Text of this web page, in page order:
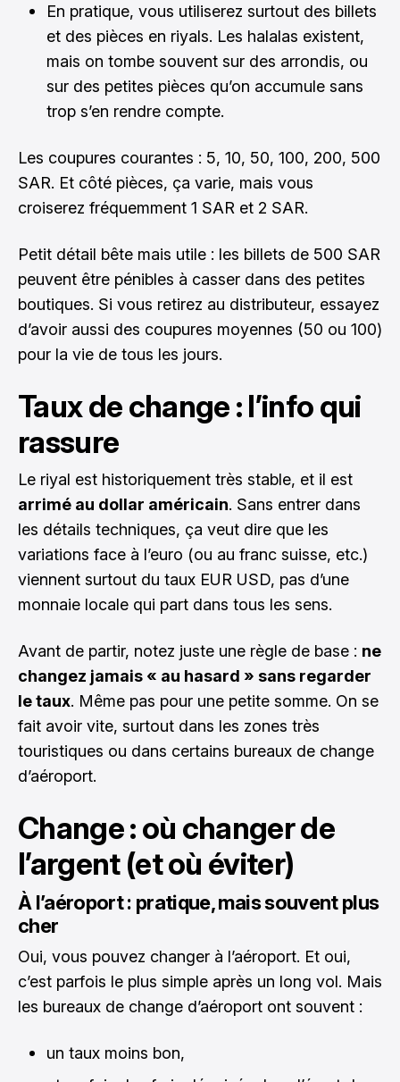
En pratique, vous utiliserez surtout des billets
et des pièces en riyals. Les halalas existent,
mais on tombe souvent sur des arrondis, ou
sur des petites pièces qu’on accumule sans
trop s’en rendre compte.
Les coupures courantes : 5, 10, 50, 100, 200, 500
SAR. Et côté pièces, ça varie, mais vous
croiserez fréquemment 1 SAR et 2 SAR.
Petit détail bête mais utile : les billets de 500 SAR
peuvent être pénibles à casser dans des petites
boutiques. Si vous retirez au distributeur, essayez
d’avoir aussi des coupures moyennes (50 ou 100)
pour la vie de tous les jours.
Taux de change : l’info qui
rassure
Le riyal est historiquement très stable, et il est
arrimé au dollar américain. Sans entrer dans
les détails techniques, ça veut dire que les
variations face à l’euro (ou au franc suisse, etc.)
viennent surtout du taux EUR USD, pas d’une
monnaie locale qui part dans tous les sens.
Avant de partir, notez juste une règle de base : ne
changez jamais « au hasard » sans regarder
le taux. Même pas pour une petite somme. On se
fait avoir vite, surtout dans les zones très
touristiques ou dans certains bureaux de change
d’aéroport.
Change : où changer de
l’argent (et où éviter)
À l’aéroport : pratique, mais souvent plus
cher
Oui, vous pouvez changer à l’aéroport. Et oui,
c’est parfois le plus simple après un long vol. Mais
les bureaux de change d’aéroport ont souvent :
un taux moins bon,